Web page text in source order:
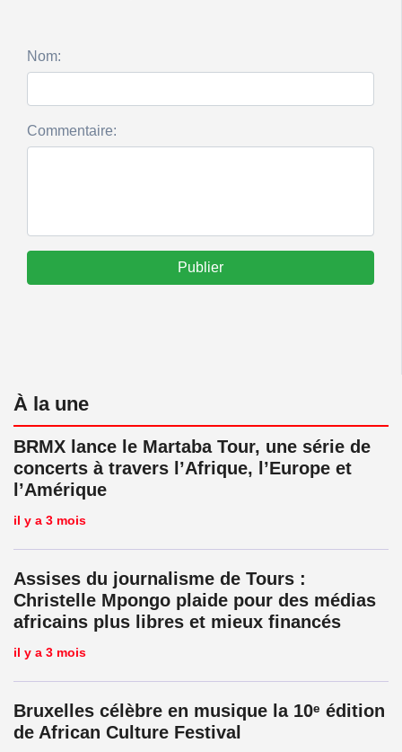
Nom:
Commentaire:
Publier
À la une
BRMX lance le Martaba Tour, une série de
concerts à travers l’Afrique, l’Europe et
l’Amérique
il y a 3 mois
Assises du journalisme de Tours :
Christelle Mpongo plaide pour des médias
africains plus libres et mieux financés
il y a 3 mois
Bruxelles célèbre en musique la 10ᵉ édition
de African Culture Festival